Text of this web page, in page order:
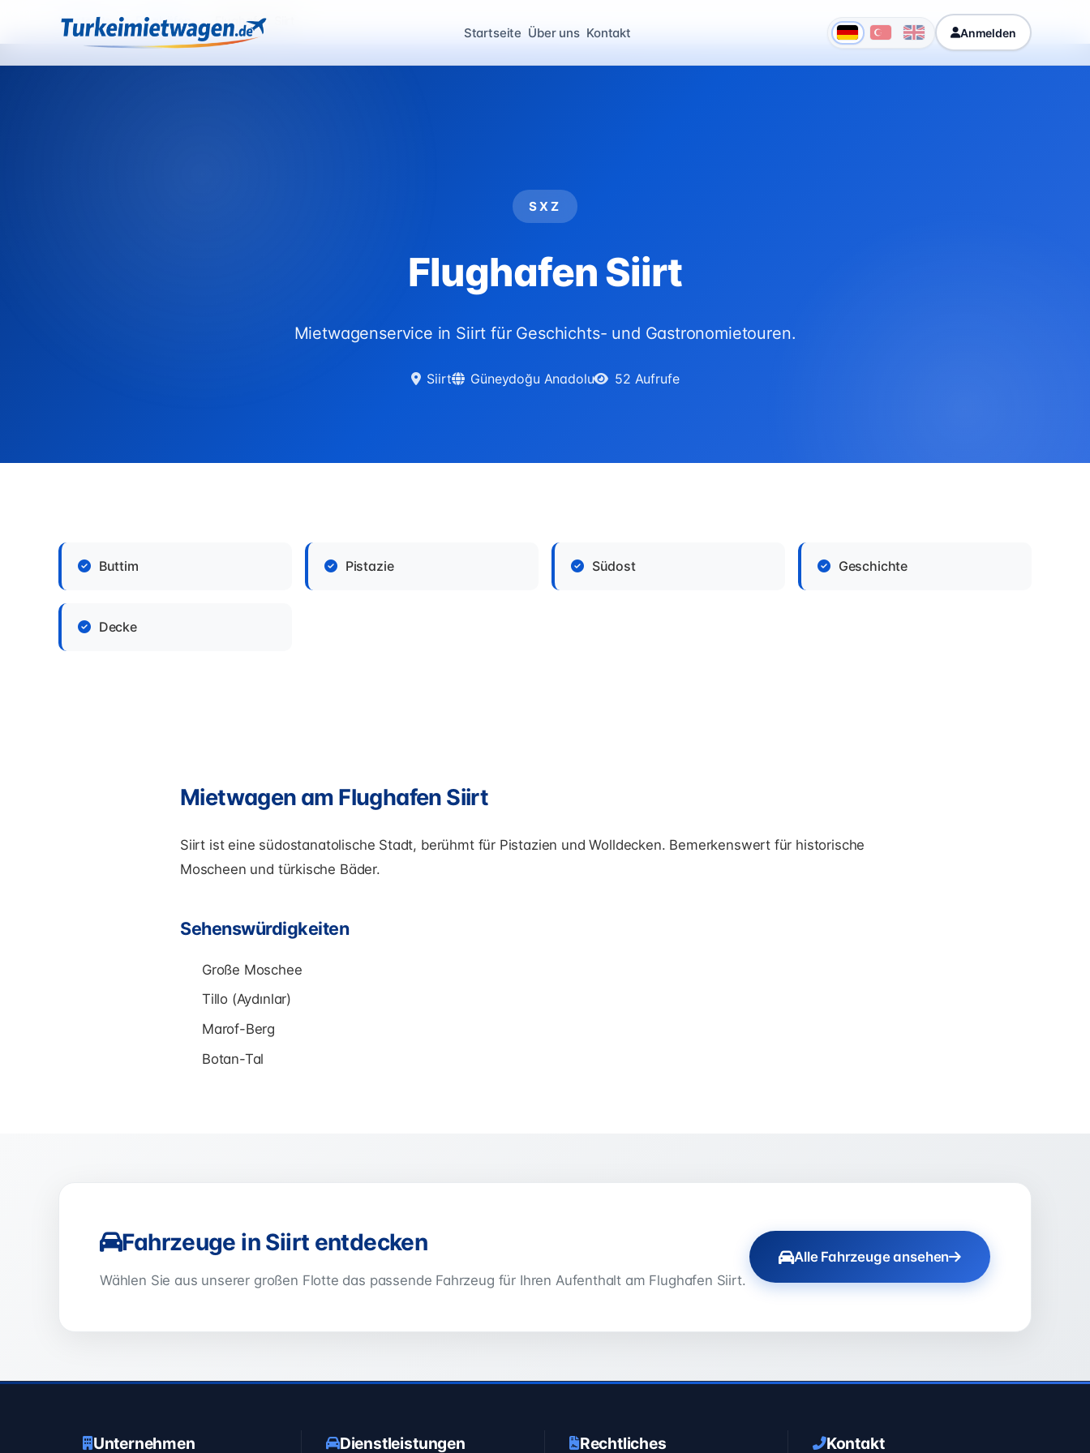
Startseite Über uns Kontakt Anmelden
Startseite › Flughäfen › Flughafen Siirt
SXZ
Flughafen Siirt
Mietwagenservice in Siirt für Geschichts- und Gastronomietouren.
Siirt Güneydoğu Anadolu 52 Aufrufe
Buttim Pistazie Südost Geschichte
Decke
Mietwagen am Flughafen Siirt
Siirt ist eine südostanatolische Stadt, berühmt für Pistazien und Wolldecken. Bemerkenswert für historische
Moscheen und türkische Bäder.
Sehenswürdigkeiten
Große Moschee
Tillo (Aydınlar)
Marof-Berg
Botan-Tal
Fahrzeuge in Siirt entdecken
Wählen Sie aus unserer großen Flotte das passende Fahrzeug für Ihren Aufenthalt am Flughafen Siirt.
Alle Fahrzeuge ansehen
Unternehmen Dienstleistungen Rechtliches Kontakt